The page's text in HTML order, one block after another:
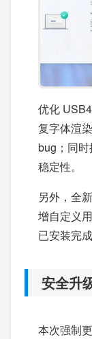
优化
复字体渲
bug；同
稳定性。
另外，全
增自定义
已安装完
安全升
本次强制